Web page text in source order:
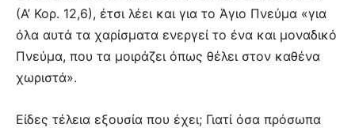
(Α’ Κορ. 12,6), έτσι λέει και για το Άγιο Πνεύμα «για
όλα αυτά τα χαρίσματα ενεργεί το ένα και μοναδικό
Πνεύμα, που τα μοιράζει όπως θέλει στον καθένα
χωριστά».
Είδες τέλεια εξουσία που έχει; Γιατί όσα πρόσωπα